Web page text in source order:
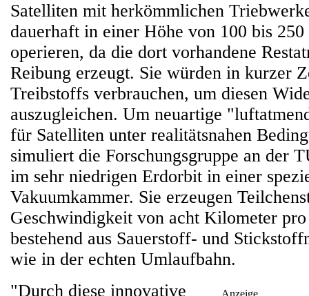
Satelliten mit herkömmlichen
dauerhaft in einer Höhe von 100 bis
operieren, da die dort vorhandene
Reibung erzeugt. Sie würden in kurzer
Treibstoffs verbrauchen, um diesen
auszugleichen. Um neuartige
für Satelliten unter realitätsnahen
simuliert die Forschungsgruppe an der
im sehr niedrigen Erdorbit in einer
Vakuumkammer. Sie erzeugen
Geschwindigkeit von acht Kilometer pro
bestehend aus Sauerstoff- und
wie in der echten Umlaufbahn.
Anzeige
"Durch diese innovative